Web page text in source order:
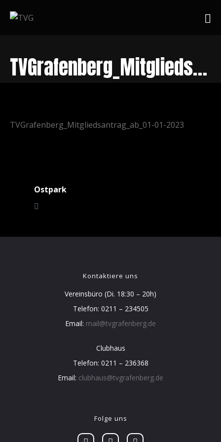
TVGrafenberg_Mitgliedsantrag_ab_01-01-2023
TVGrafenberg_Mitgliedsantrag_ab_01-01-2023
Ostpark
Kontaktiere uns
Vereinsbüro (Di. 18:30 – 20h)
Telefon: 0211 – 234505
Email: mail@tvgrafenberg.de
Clubhaus
Telefon: 0211 – 236368
Email: clubhaus@tvgrafenberg.de
Folge uns